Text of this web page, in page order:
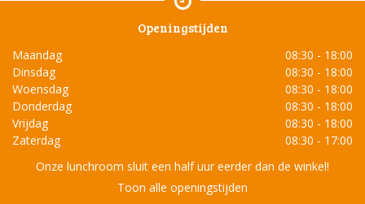
Openingstijden
Maandag
08:30 - 18:00
Dinsdag
08:30 - 18:00
Woensdag
08:30 - 18:00
Donderdag
08:30 - 18:00
Vrijdag
08:30 - 18:00
Zaterdag
08:30 - 17:00
Onze lunchroom sluit een half uur eerder dan de winkel!
Toon alle openingstijden